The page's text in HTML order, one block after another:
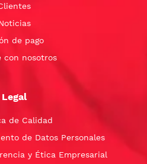
de pago
con nosotros
Legal
de Calidad
de Datos Personales
y Ética Empresarial